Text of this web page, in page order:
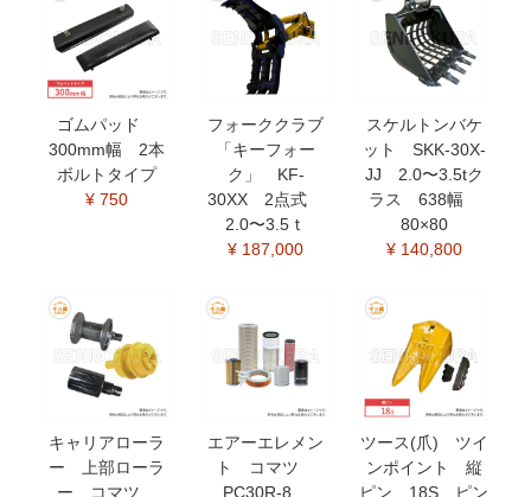
ゴムパッド
300mm幅 2本
ボルトタイプ
¥ 750
フォーククラブ
「キーフォー
ク」 KF-
30XX 2点式
2.0〜3.5ｔ
¥ 187,000
スケルトンバケ
ット SKK-30X-
JJ 2.0〜3.5tク
ラス 638幅
80×80
¥ 140,800
キャリアローラ
ー 上部ローラ
ー コマツ
エアーエレメン
ト コマツ
PC30R-8
ツース(爪) ツイ
ンポイント 縦
ピン 18S ピン